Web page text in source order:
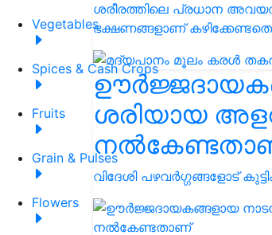
Vegetables
Spices & Cash Crops
Fruits
Grain & Pulses
Flowers
ശരീരത്തിലെ പ്രധാന
ഭക്ഷണങ്ങളാണ്
ശരിയായ
വിദേശി പഴവർഗ്ഗങ്ങളോട്